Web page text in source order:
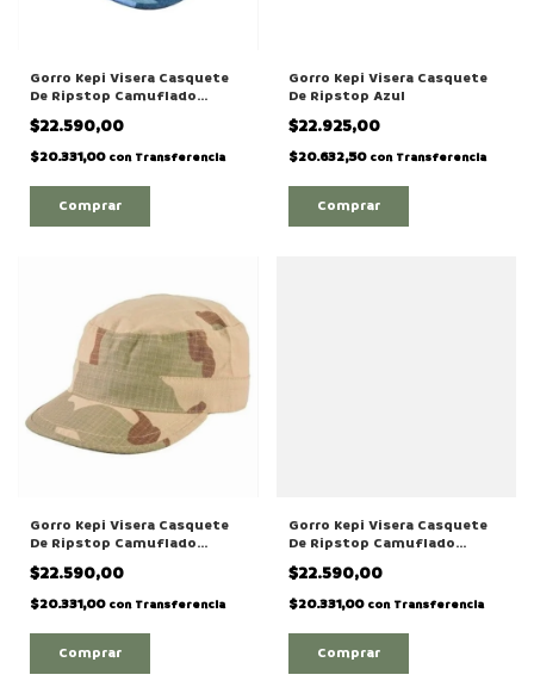
Gorro Kepi Visera Casquete
De Ripstop Camuflado
Urbano Azul
$22.590,00
$20.331,00 con Transferencia
Comprar
Gorro Kepi Visera Casquete
De Ripstop Azul
$22.925,00
$20.632,50 con Transferencia
Comprar
Gorro Kepi Visera Casquete
De Ripstop Camuflado
Desert 3 Colores
$22.590,00
$20.331,00 con Transferencia
Comprar
Gorro Kepi Visera Casquete
De Ripstop Camuflado
Desert 4 Colores
$22.590,00
$20.331,00 con Transferencia
Comprar